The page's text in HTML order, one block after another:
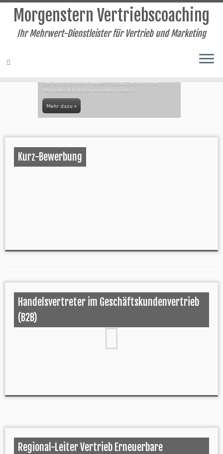
Inhalt
Morgenstern Vertriebscoaching
Ihr Mehrwert-Dienstleister für Vertrieb und Marketing
Sie vermarkten ein neues Produkt, wollen Ihre
Vertriebsaktivitäten erweitern oder ...
Mehr dazu »
Kurz-Bewerbung
Handelsvertreter im Geschäftskundenvertrieb
(B2B)
Regional-Leiter Vertrieb Erneuerbare